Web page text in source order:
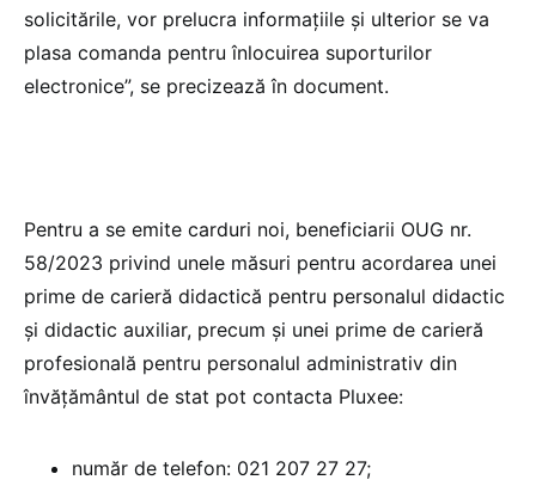
solicitările, vor prelucra informațiile și ulterior se va
plasa comanda pentru înlocuirea suporturilor
electronice”, se precizează în document.
Pentru a se emite carduri noi, beneficiarii OUG nr.
58/2023 privind unele măsuri pentru acordarea unei
prime de carieră didactică pentru personalul didactic
și didactic auxiliar, precum și unei prime de carieră
profesională pentru personalul administrativ din
învățământul de stat pot contacta Pluxee:
număr de telefon: 021 207 27 27;